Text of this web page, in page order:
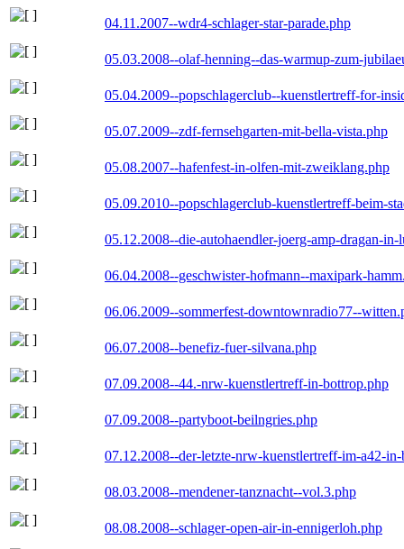
04.11.2007--wdr4-schlager-star-parade.php
05.03.2008--olaf-henning--das-warmup-zum-
05.04.2009--popschlagerclub--kuenstlertreff-for-
05.07.2009--zdf-fernsehgarten-mit-bella-vista.php
05.08.2007--hafenfest-in-olfen-mit-zweiklang.php
05.09.2010--popschlagerclub-kuenstlertreff-beim-
05.12.2008--die-autohaendler-joerg-amp-dragan-in-
06.04.2008--geschwister-hofmann--maxipark-
06.06.2009--sommerfest-downtownradio77--
06.07.2008--benefiz-fuer-silvana.php
07.09.2008--44.-nrw-kuenstlertreff-in-bottrop.php
07.09.2008--partyboot-beilngries.php
07.12.2008--der-letzte-nrw-kuenstlertreff-im-a42-
08.03.2008--mendener-tanznacht--vol.3.php
08.08.2008--schlager-open-air-in-ennigerloh.php